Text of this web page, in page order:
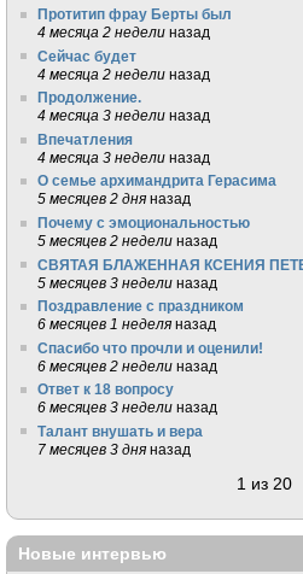
Протитип фрау Берты был
4 месяца 2 недели назад
Сейчас будет
4 месяца 2 недели назад
Продолжение.
4 месяца 3 недели назад
Впечатления
4 месяца 3 недели назад
О семье архимандрита Герасима
5 месяцев 2 дня назад
Почему с эмоциональностью
5 месяцев 2 недели назад
СВЯТАЯ БЛАЖЕННАЯ КСЕНИЯ
5 месяцев 3 недели назад
Поздравление с праздником
6 месяцев 1 неделя назад
Спасибо что прочли и оценили!
6 месяцев 2 недели назад
Ответ к 18 вопросу
6 месяцев 3 недели назад
Талант внушать и вера
7 месяцев 3 дня назад
1 из 20
Новые интервью